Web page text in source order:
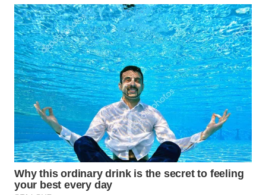
WN
INDRAMAYU
WN
KUNINGAN
WN
MAJALENGKA
WN
SUBANG